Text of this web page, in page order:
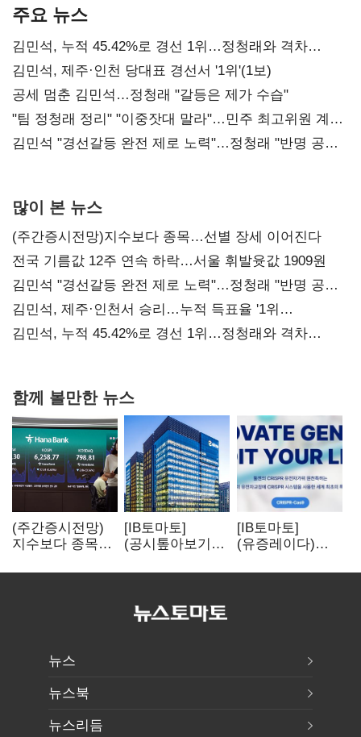
주요 뉴스
김민석, 누적 45.42%로 경선 1위…정청래와 격차
0.86%p(2보)
김민석, 제주·인천 당대표 경선서 '1위'(1보)
공세 멈춘 김민석…정청래 "갈등은 제가 수습"
"팀 정청래 정리" "이중잣대 말라"…민주 최고위원 계파
다툼 격화
김민석 "경선갈등 완전 제로 노력"…정청래 "반명 공세
많이 본 뉴스
(주간증시전망)지수보다 종목…선별 장세 이어진다
전국 기름값 12주 연속 하락…서울 휘발윳값 1909원
김민석 "경선갈등 완전 제로 노력"…정청래 "반명 공세
사과부터"
김민석, 제주·인천서 승리…누적 득표율 '1위
탈환'(종합)
김민석, 누적 45.42%로 경선 1위…정청래와 격차
함께 볼만한 뉴스
(주간증시전망)
지수보다 종목…
이어진다
[IB토마토]
(공시톺아보기)
바로 매출로
[IB토마토]
(유증레이다)
3분의 1 토막…
뉴스
뉴스북
뉴스리듬